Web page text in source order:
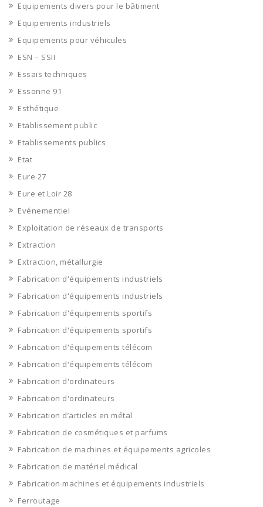
Equipements divers pour le bâtiment
Equipements industriels
Equipements pour véhicules
ESN – SSII
Essais techniques
Essonne 91
Esthétique
Etablissement public
Etablissements publics
Etat
Eure 27
Eure et Loir 28
Evénementiel
Exploitation de réseaux de transports
Extraction
Extraction, métallurgie
Fabrication d'équipements industriels
Fabrication d'équipements industriels
Fabrication d'équipements sportifs
Fabrication d'équipements sportifs
Fabrication d'équipements télécom
Fabrication d'équipements télécom
Fabrication d'ordinateurs
Fabrication d'ordinateurs
Fabrication d’articles en métal
Fabrication de cosmétiques et parfums
Fabrication de machines et équipements agricoles
Fabrication de matériel médical
Fabrication machines et équipements industriels
Ferroutage